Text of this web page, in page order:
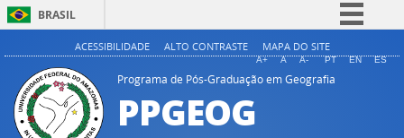
BRASIL
Simplifique!
Comunica BR
Acesso à informação
ACESSIBILIDADE ALTO CONTRASTE MAPA DO SITE
A+ A A- PT EN ES
Programa de Pós-Graduação em Geografia
PPGEOG